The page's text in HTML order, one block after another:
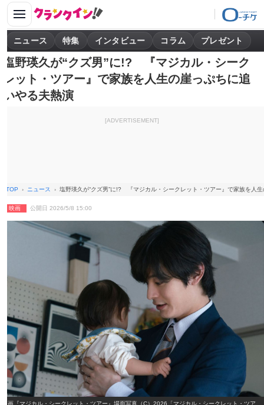
ニュース 特集 インタビュー コラム プレゼント
塩野瑛久が“クズ男”に!? 『マジカル・シーク
レット・ツアー』で家族を人生の崖っぷちに追
いやる夫熱演
[ADVERTISEMENT]
TOP ニュース 塩野瑛久が“クズ男”に!? 『マジカル・シークレット・ツアー』で家族を人
映画 公開日 2026/5/8 15:00
映画『マジカル・シークレット・ツアー』場面写真（C）2026「マジカル・シークレット・ツア